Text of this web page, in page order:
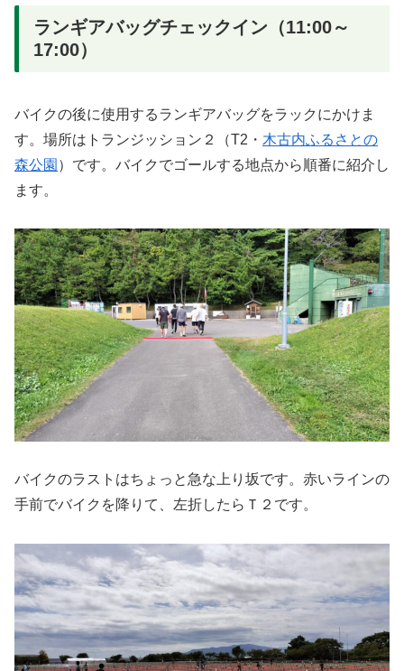
ランギアバッグチェックイン（11:00～
17:00）
バイクの後に使用するランギアバッグをラックにかけま
す。場所はトランジッション２（T2・ 木古内ふるさとの
森公園 ）です。バイクでゴールする地点から順番に紹介し
ます。
バイクのラストはちょっと急な上り坂です。赤いラインの
手前でバイクを降りて、左折したらＴ２です。